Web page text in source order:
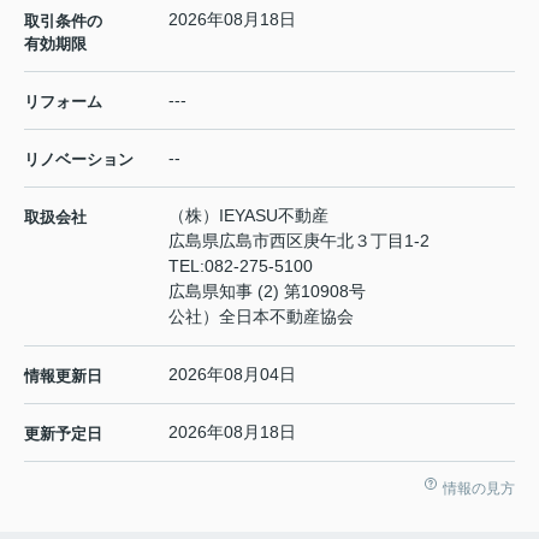
取引条件の
有効期限
2026年08月18日
リフォーム ---
リノベーション --
取扱会社
（株）IEYASU不動産
広島県広島市西区庚午北３丁目1-2
TEL:082-275-5100
広島県知事 (2) 第10908号
公社）全日本不動産協会
情報更新日 2026年08月04日
更新予定日 2026年08月18日
情報の見方